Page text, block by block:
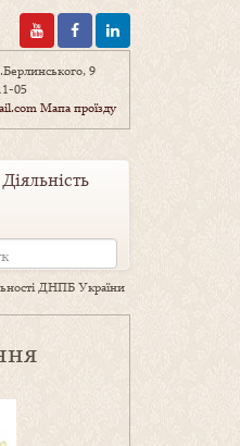
9
05
Мапа проїзду
Діяльність
ДНПБ України